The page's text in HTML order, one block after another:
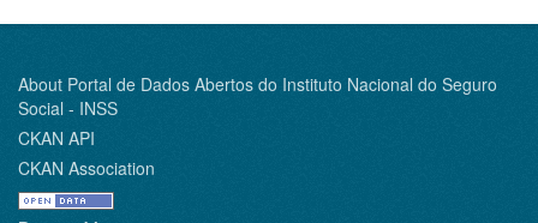
About Portal de Dados Abertos do Instituto Nacional do Seguro
Social - INSS
CKAN API
CKAN Association